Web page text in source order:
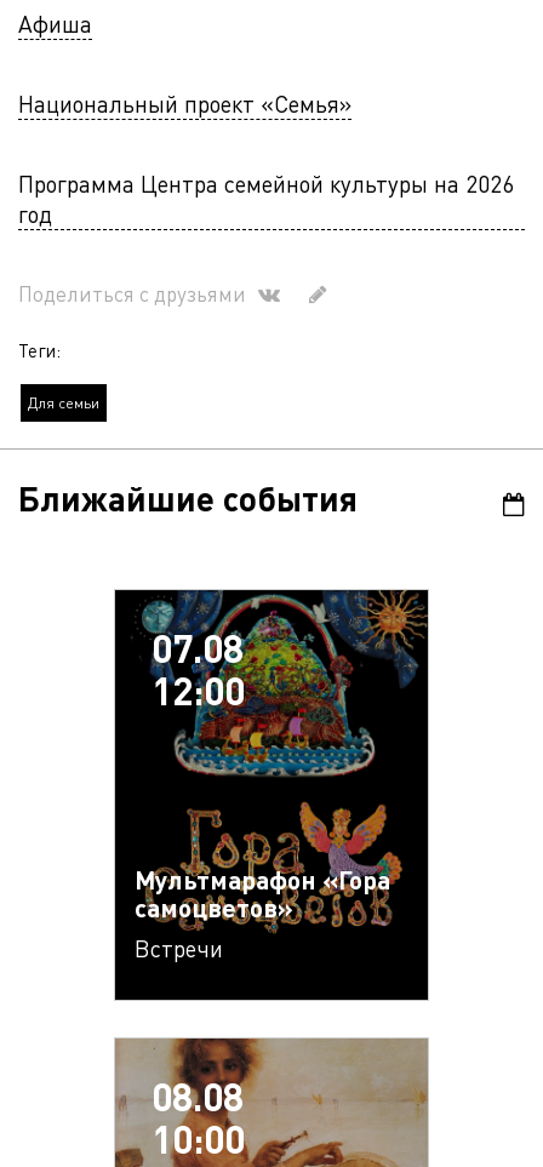
Афиша
Национальный проект «Семья»
Программа Центра семейной культуры на 2026
год
Поделиться с друзьями
Теги:
Для семьи
Ближайшие события
07.08
12:00
Мультмарафон «Гора
самоцветов»
Встречи
08.08
10:00